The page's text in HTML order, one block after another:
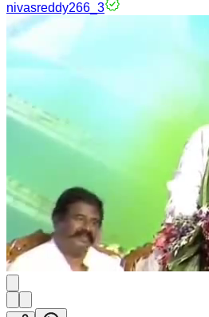
nivasreddy266_3